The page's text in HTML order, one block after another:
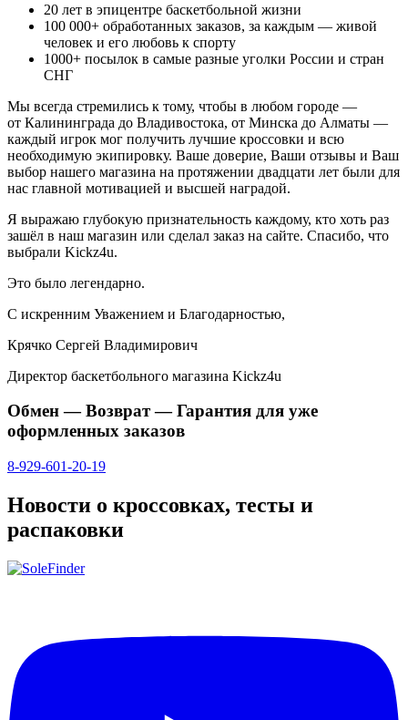
20 лет в эпицентре баскетбольной жизни
100 000+ обработанных заказов, за каждым — живой
человек и его любовь к спорту
1000+ посылок в самые разные уголки России и стран
СНГ
Мы всегда стремились к тому, чтобы в любом городе —
от Калининграда до Владивостока, от Минска до Алматы —
каждый игрок мог получить лучшие кроссовки и всю
необходимую экипировку. Ваше доверие, Ваши отзывы и Ваш
выбор нашего магазина на протяжении двадцати лет были для
нас главной мотивацией и высшей наградой.
Я выражаю глубокую признательность каждому, кто хоть раз
зашёл в наш магазин или сделал заказ на сайте. Спасибо, что
выбрали Kickz4u.
Это было легендарно.
С искренним Уважением и Благодарностью,
Крячко Сергей Владимирович
Директор баскетбольного магазина Kickz4u
Обмен — Возврат — Гарантия для уже
оформленных заказов
8-929-601-20-19
Новости о кроссовках, тесты и
распаковки